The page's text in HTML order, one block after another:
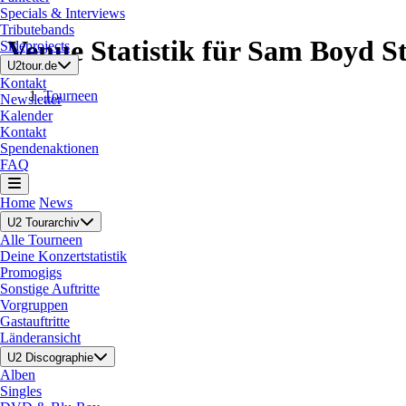
Specials & Interviews
Tributebands
Sideprojects
U2tour.de
Kontakt
Newsletter
Kalender
Kontakt
Spendenaktionen
FAQ
Home News
U2 Tourarchiv
Alle Tourneen
Deine Konzertstatistik
Promogigs
Sonstige Auftritte
Vorgruppen
Gastauftritte
Länderansicht
U2 Discographie
Alben
Singles
Venue Statistik für Sam Boyd
Tourneen